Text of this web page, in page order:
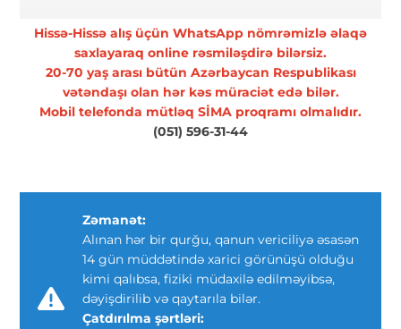
Hissə-Hissə alış üçün WhatsApp nömrəmizlə əlaqə
saxlayaraq online rəsmiləşdirə bilərsiz.
20-70 yaş arası bütün Azərbaycan Respublikası
vətəndaşı olan hər kəs müraciət edə bilər.
Mobil telefonda mütləq SİMA proqramı olmalıdır.
(051) 596-31-44
Zəmanət:
Alınan hər bir qurğu, qanun vericiliyə əsasən
14 gün müddətində xarici görünüşü olduğu
kimi qalıbsa, fiziki müdaxilə edilməyibsə,
dəyişdirilib və qaytarıla bilər.
Çatdırılma şərtləri: